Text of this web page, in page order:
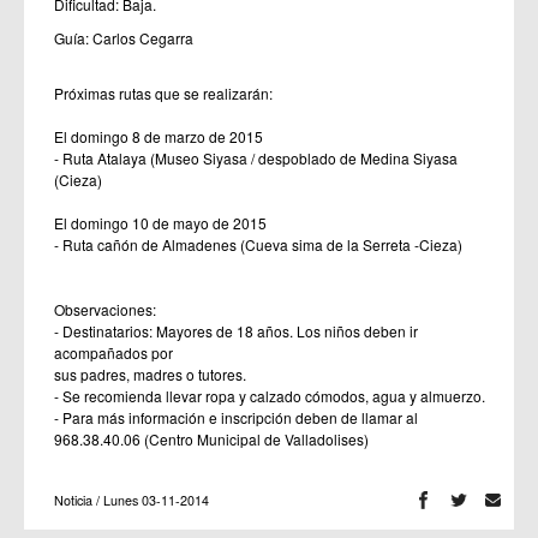
Dificultad: Baja.
Guía: Carlos Cegarra
Próximas rutas que se realizarán:
El domingo 8 de marzo de 2015
- Ruta Atalaya (Museo Siyasa / despoblado de Medina Siyasa
(Cieza)
El domingo 10 de mayo de 2015
- Ruta cañón de Almadenes (Cueva sima de la Serreta -Cieza)
Observaciones:
- Destinatarios: Mayores de 18 años. Los niños deben ir
acompañados por
sus padres, madres o tutores.
- Se recomienda llevar ropa y calzado cómodos, agua y almuerzo.
- Para más información e inscripción deben de llamar al
968.38.40.06 (Centro Municipal de Valladolises)
Noticia / Lunes 03-11-2014